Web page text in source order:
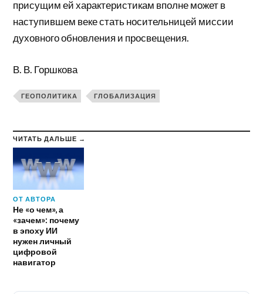
присущим ей характеристикам вполне может в
наступившем веке стать носительницей миссии
духовного обновления и просвещения.
В. В. Горшкова
ГЕОПОЛИТИКА ГЛОБАЛИЗАЦИЯ
ЧИТАТЬ ДАЛЬШЕ →
ОТ АВТОРА
Не «о чем», а
«зачем»: почему
в эпоху ИИ
нужен личный
цифровой
навигатор